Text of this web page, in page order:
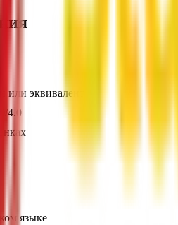
или эквивалент
4.0
языке